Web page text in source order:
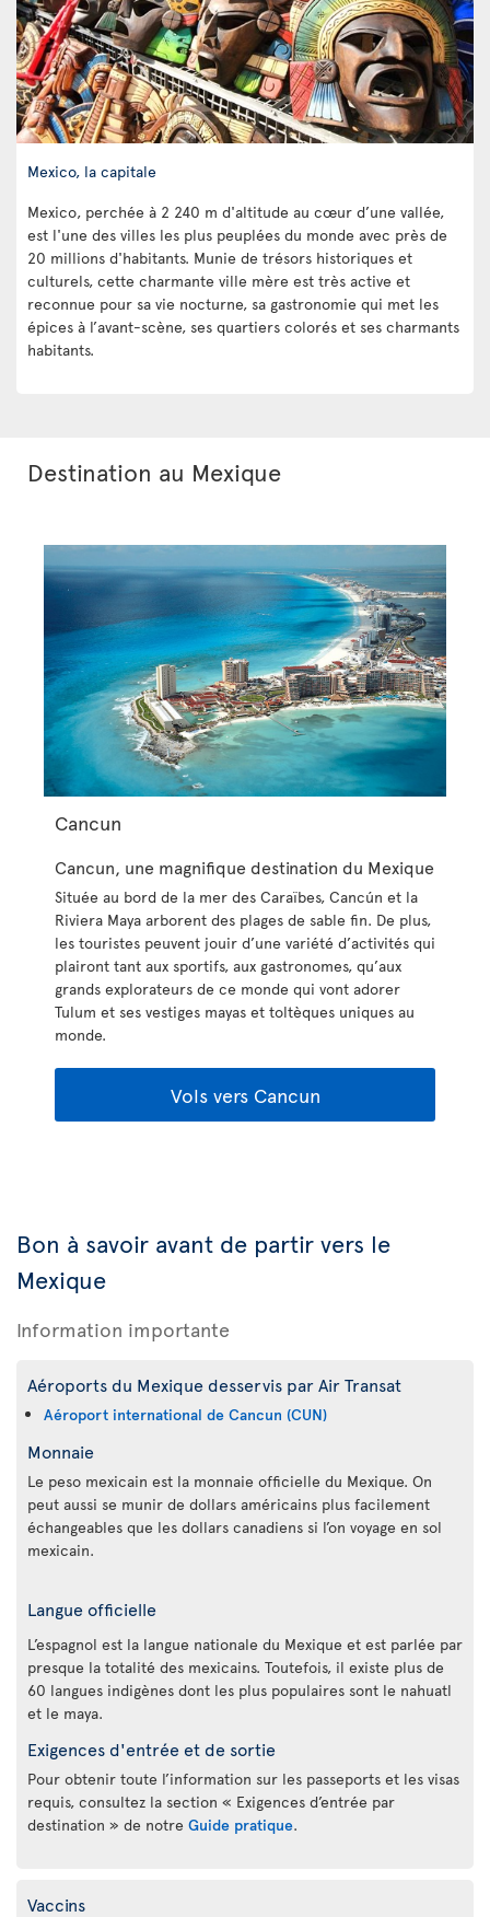
Mexico, la capitale
Mexico, perchée à 2 240 m d'altitude au cœur d’une vallée,
est l'une des villes les plus peuplées du monde avec près de
20 millions d'habitants. Munie de trésors historiques et
culturels, cette charmante ville mère est très active et
reconnue pour sa vie nocturne, sa gastronomie qui met les
épices à l’avant-scène, ses quartiers colorés et ses charmants
habitants.
Destination au Mexique
Cancun
Cancun, une magnifique destination du Mexique
Située au bord de la mer des Caraïbes, Cancún et la
Riviera Maya arborent des plages de sable fin. De plus,
les touristes peuvent jouir d’une variété d’activités qui
plairont tant aux sportifs, aux gastronomes, qu’aux
grands explorateurs de ce monde qui vont adorer
Tulum et ses vestiges mayas et toltèques uniques au
monde.
Vols vers Cancun
Bon à savoir avant de partir vers le
Mexique
Information importante
Aéroports du Mexique desservis par Air Transat
Aéroport international de Cancun (CUN)
Monnaie
Le peso mexicain est la monnaie officielle du Mexique. On
peut aussi se munir de dollars américains plus facilement
échangeables que les dollars canadiens si l’on voyage en sol
mexicain.
Langue officielle
L’espagnol est la langue nationale du Mexique et est parlée par
presque la totalité des mexicains. Toutefois, il existe plus de
60 langues indigènes dont les plus populaires sont le nahuatl
et le maya.
Exigences d'entrée et de sortie
Pour obtenir toute l’information sur les passeports et les visas
requis, consultez la section « Exigences d’entrée par
destination » de notre Guide pratique.
Vaccins